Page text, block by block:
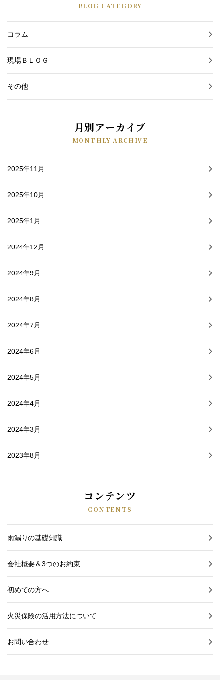
BLOG CATEGORY
コラム
現場ＢＬＯＧ
その他
月別アーカイブ
MONTHLY ARCHIVE
2025年11月
2025年10月
2025年1月
2024年12月
2024年9月
2024年8月
2024年7月
2024年6月
2024年5月
2024年4月
2024年3月
2023年8月
コンテンツ
CONTENTS
雨漏りの基礎知識
会社概要＆3つのお約束
初めての方へ
火災保険の活用方法について
お問い合わせ